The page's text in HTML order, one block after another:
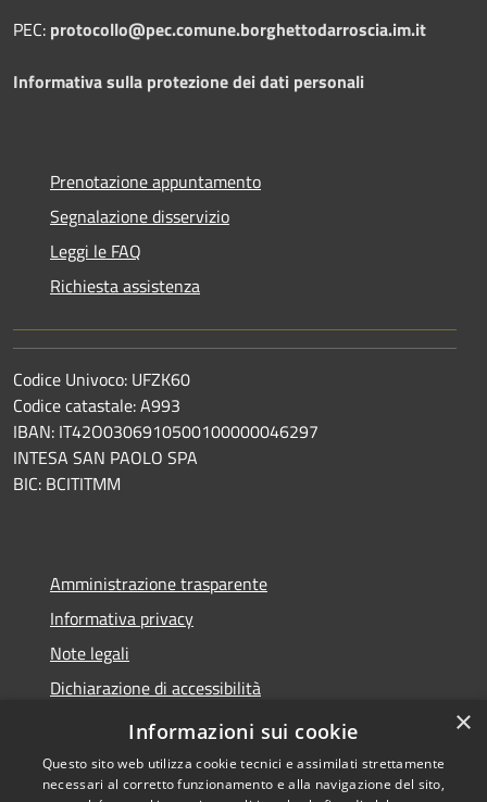
PEC: protocollo@pec.comune.borghettodarroscia.im.it
Informativa sulla protezione dei dati personali
Prenotazione appuntamento
Segnalazione disservizio
Leggi le FAQ
Richiesta assistenza
Codice Univoco: UFZK60
Codice catastale: A993
IBAN: IT42O0306910500100000046297
INTESA SAN PAOLO SPA
BIC: BCITITMM
Amministrazione trasparente
Informativa privacy
Note legali
Dichiarazione di accessibilità
Meccanismo di feedback
×
Informazioni sui cookie
Questo sito web utilizza cookie tecnici e assimilati strettamente
necessari al corretto funzionamento e alla navigazione del sito,